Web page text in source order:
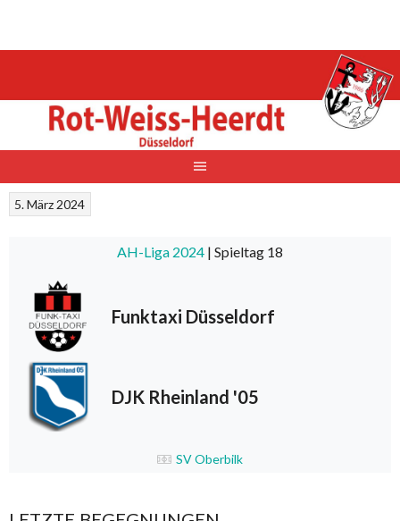
Inhalt
5. März 2024
AH-Liga 2024 | Spieltag 18
Funktaxi Düsseldorf
DJK Rheinland '05
SV Oberbilk